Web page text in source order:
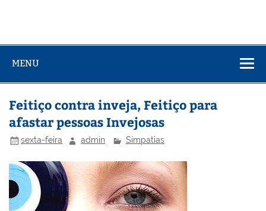
MENU
Feitiço contra inveja, Feitiço para
afastar pessoas Invejosas
sexta-feira admin Simpatias